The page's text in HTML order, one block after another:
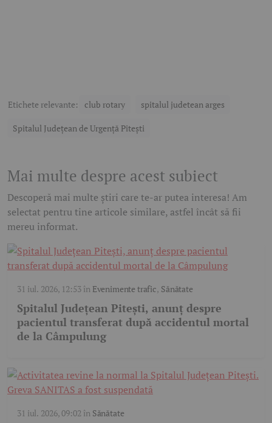
Etichete relevante: club rotary spitalul judetean arges
Spitalul Județean de Urgență Pitești
Mai multe despre acest subiect
Descoperă mai multe știri care te-ar putea interesa! Am
selectat pentru tine articole similare, astfel încât să fii
mereu informat.
31 iul. 2026, 12:53în Evenimente trafic, Sănătate
Spitalul Județean Pitești, anunț despre
pacientul transferat după accidentul mortal
de la Câmpulung
31 iul. 2026, 09:02 în Sănătate